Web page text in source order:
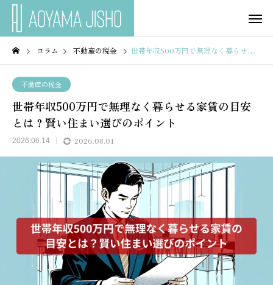
コラム 不動産の税金 世帯年収500万円で無理なく暮らせる家賃の目安とは？賢い住まい選びのポイント
不動産の税金
世帯年収500万円で無理なく暮らせる家賃の目安
とは？賢い住まい選びのポイント
2026.06.14 2026.08.01